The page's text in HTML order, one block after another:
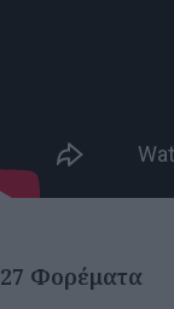
27 Φορέματα